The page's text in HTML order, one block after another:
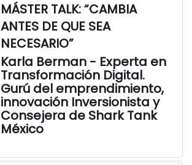
MÁSTER TALK: “CAMBIA
ANTES DE QUE SEA
NECESARIO”
Karla Berman - Experta en
Transformación Digital.
Gurú del emprendimiento,
innovación Inversionista y
Consejera de Shark Tank
México